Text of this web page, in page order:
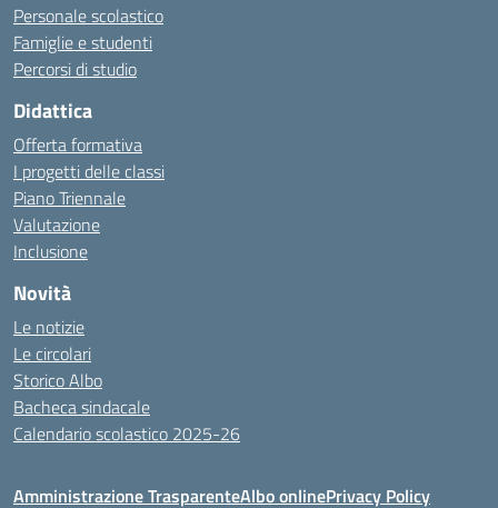
Personale scolastico
Famiglie e studenti
Percorsi di studio
Didattica
Offerta formativa
I progetti delle classi
Piano Triennale
Valutazione
Inclusione
Novità
Le notizie
Le circolari
Storico Albo
Bacheca sindacale
Calendario scolastico 2025-26
Amministrazione TrasparenteAlbo onlinePrivacy Policy